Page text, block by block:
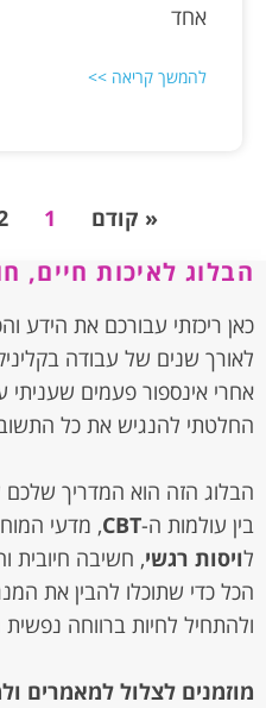
אחד
להמשך קריאה >>
« קודם 1
הבלוג לאיכות חיים,
כאן ריכזתי עבורכם את הידע
לאורך שנים של עבודה
אחרי אינספור פעמים שעניתי
החלטתי להנגיש את כל
הבלוג הזה הוא המדריך שלכם
בין עולמות ה-CBT, מדעי
לויסות רגשי, חשיבה חיובית
הכל כדי שתוכלו להבין את
ולהתחיל לחיות ברווחה נפשית
מוזמנים לצלול למאמרים